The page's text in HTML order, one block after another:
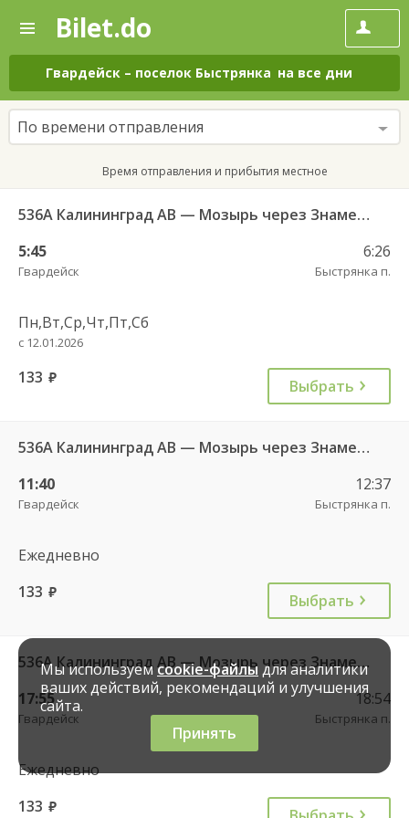
—
Поиск
и
покупка
билетов
на
автобус
онлайн
Bilet.do
Гвардейск – поселок Быстрянка на все дни
По времени отправления
Время отправления и прибытия местное
536А Калининград АВ — Мозырь через Знаменск
5:45
Гвардейск
6:26
Быстрянка п.
Пн,Вт,Ср,Чт,Пт,Сб
с 12.01.2026
133 руб. Выбрать
536А Калининград АВ — Мозырь через Знаменск
11:40
Гвардейск
12:37
Быстрянка п.
Ежедневно
133 руб. Выбрать
536А Калининград АВ — Мозырь через Знаменск
17:55
Гвардейск
18:54
Быстрянка п.
Ежедневно
133 руб.
Мы используемcookie-файлы для аналитики
ваших действий, рекомендаций и улучшения
сайта.
Принять